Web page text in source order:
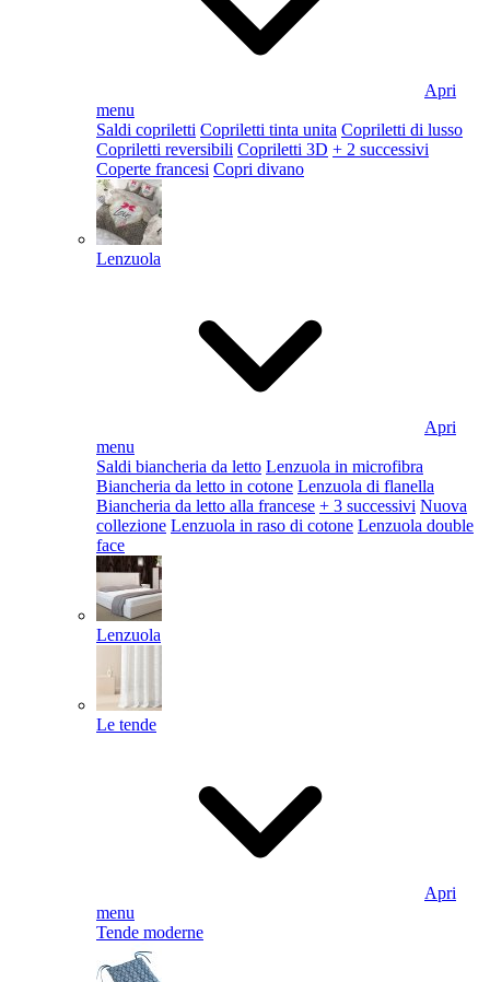
Apri
menu
Saldi copriletti Copriletti tinta unita Copriletti di lusso
Copriletti reversibili Copriletti 3D + 2 successivi
Coperte francesi Copri divano
Lenzuola
Apri
menu
Saldi biancheria da letto Lenzuola in microfibra
Biancheria da letto in cotone Lenzuola di flanella
Biancheria da letto alla francese + 3 successivi Nuova
collezione Lenzuola in raso di cotone Lenzuola double
face
Lenzuola
Le tende
Apri
menu
Tende moderne